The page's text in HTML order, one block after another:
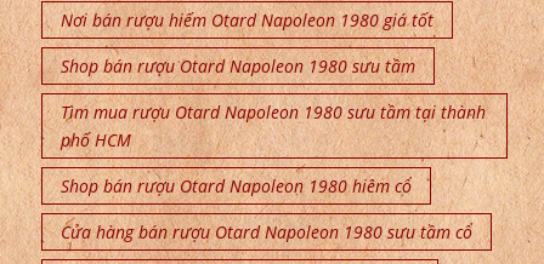
Nơi bán rượu hiếm Otard Napoleon 1980 giá tốt
Shop bán rượu Otard Napoleon 1980 sưu tầm
Tìm mua rượu Otard Napoleon 1980 sưu tầm tại thành
phố HCM
Shop bán rượu Otard Napoleon 1980 hiêm cổ
Cửa hàng bán rượu Otard Napoleon 1980 sưu tầm cổ